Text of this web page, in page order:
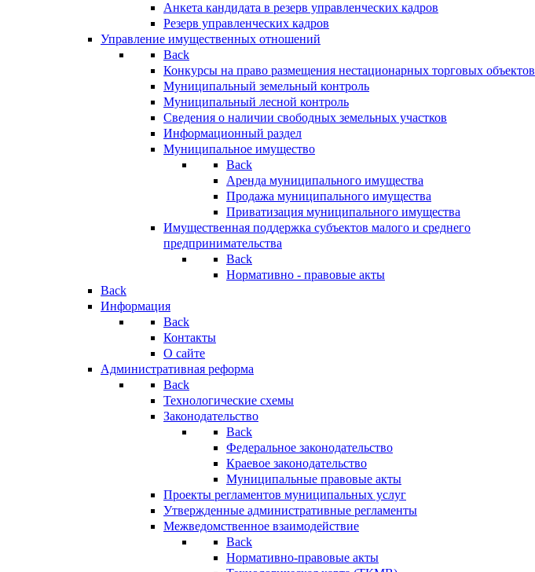
Анкета кандидата в резерв управленческих кадров
Резерв управленческих кадров
Управление имущественных отношений
Back
Конкурсы на право размещения нестационарных торговых объектов
Муниципальный земельный контроль
Муниципальный лесной контроль
Сведения о наличии свободных земельных участков
Информационный раздел
Муниципальное имущество
Back
Аренда муниципального имущества
Продажа муниципального имущества
Приватизация муниципального имущества
Имущественная поддержка субъектов малого и среднего
предпринимательства
Back
Нормативно - правовые акты
Back
Информация
Back
Контакты
О сайте
Административная реформа
Back
Технологические схемы
Законодательство
Back
Федеральное законодательство
Краевое законодательство
Муниципальные правовые акты
Проекты регламентов муниципальных услуг
Утвержденные административные регламенты
Межведомственное взаимодействие
Back
Нормативно-правовые акты